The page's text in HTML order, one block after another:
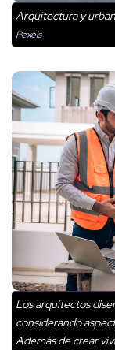
Arquitectura y
Pexels
Los arquitectos
considerando
Además de crear